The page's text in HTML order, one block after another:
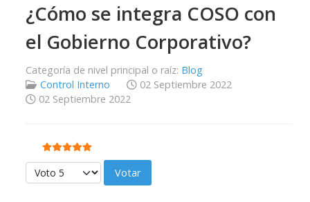
¿Cómo se integra COSO con
el Gobierno Corporativo?
Categoría de nivel principal o raíz: Blog
Control Interno
02 Septiembre 2022
02 Septiembre 2022
Ratio:5/5
Por favor, vote